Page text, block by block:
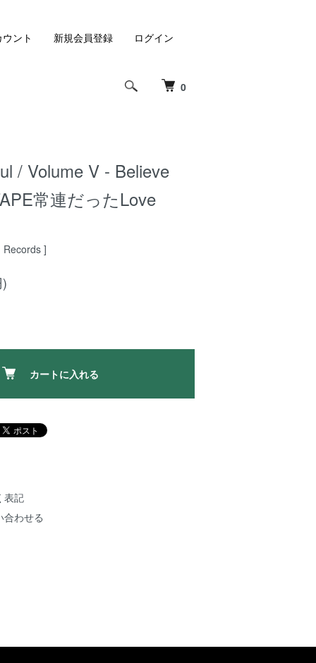
0
ント 新規会員登録 ログイン
/ Volume V - Believe
常連だったLove
Records ]
カートに入れる
表記
合わせる